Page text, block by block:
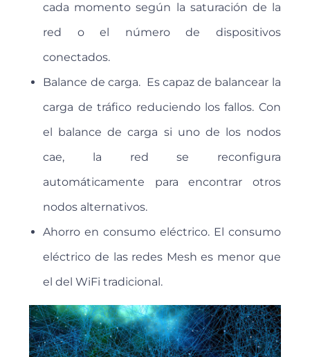
cada momento según la saturación de la
red o el número de dispositivos
conectados.
Balance de carga. Es capaz de balancear la
carga de tráfico reduciendo los fallos. Con
el balance de carga si uno de los nodos
cae, la red se reconfigura
automáticamente para encontrar otros
nodos alternativos.
Ahorro en consumo eléctrico. El consumo
eléctrico de las redes Mesh es menor que
el del WiFi tradicional.